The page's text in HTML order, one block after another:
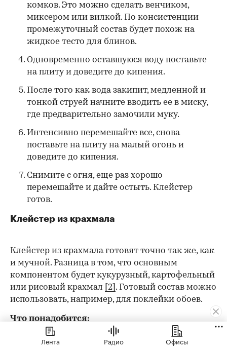
комков. Это можно сделать венчиком,
миксером или вилкой. По консистенции
промежуточный состав будет похож на
жидкое тесто для блинов.
Одновременно оставшуюся воду поставьте
на плиту и доведите до кипения.
После того как вода закипит, медленной и
тонкой струей начните вводить ее в миску,
где предварительно замочили муку.
Интенсивно перемешайте все, снова
поставьте на плиту на малый огонь и
доведите до кипения.
Снимите с огня, еще раз хорошо
перемешайте и дайте остыть. Клейстер
готов.
Клейстер из крахмала
Клейстер из крахмала готовят точно так же, как
и мучной. Разница в том, что основным
компонентом будет кукурузный, картофельный
или рисовый крахмал
[2] . Готовый состав можно
использовать, например, для поклейки обоев.
Что понадобится:
крахмал — около 300 г;
Лента Радио Офисы